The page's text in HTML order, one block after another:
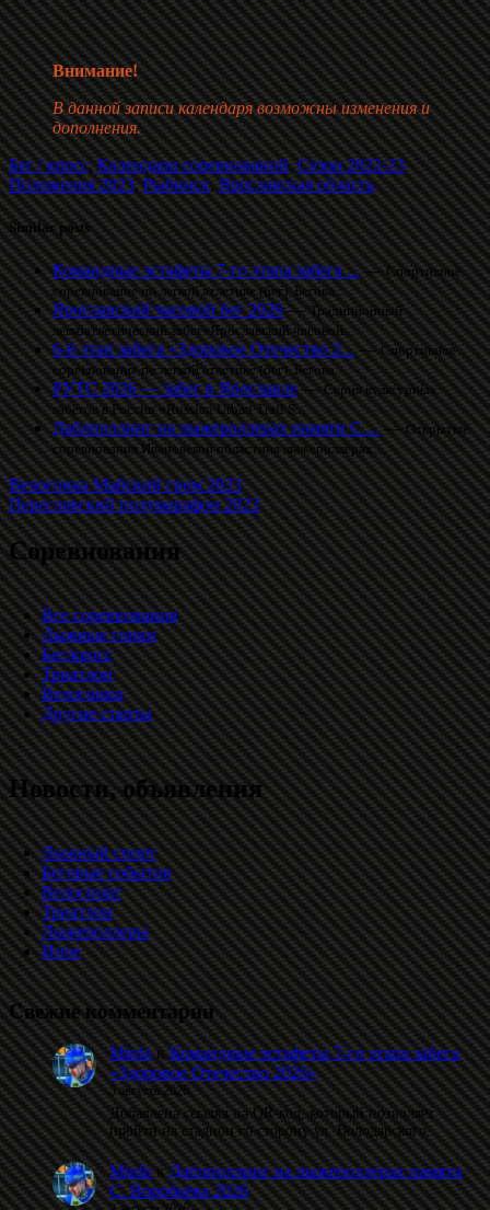
Внимание!
В данной записи календаря возможны изменения и
дополнения.
Бег / кросс,Календари соревнований,Сезон 2022-23
Положения 2023,Рыбинск,Ярославская область
Similar posts
Командные эстафеты 7-го этапа забега ...—Спортивное
соревнование по легкой атлетике (бег). Бегова...
Ярославский часовой бег 2026—Традиционный
легкоатлетический забег«Ярославский часовой...
6-й этап забега «Здоровое Отечество 2...—Спортивное
соревнование по легкой атлетике (бег). Бегова...
РУТС 2026 — забег в Ярославле—Серия культурных
забегов в России «Russian Urban Trail S...
Даблполлинг на лыжероллерах памяти С....—Открытые
соревнования Ивановской областина лыжероллерах....
Велогонка Майский гром 2023
Переславский полумарафон 2023
Соревнования
Все соревнования
Лыжные гонки
Бег/кросс
Триатлон
Велогонки
Другие старты
Новости, объявления
Лыжный спорт
Беговые события
Велоспорт
Триатлон
Лыжероллеры
Иное
Свежие комментарии
MinfoкКомандные эстафеты 7-го этапа забега
«Здоровое Отечество 2026»
5 августа 2026
Добавлена ссылка на QR-код, который позволяет
пройти на стадион со сторону ул. Володарского.
MinfoкДаблполлинг на лыжероллерах памяти
С. Воробьёва 2026